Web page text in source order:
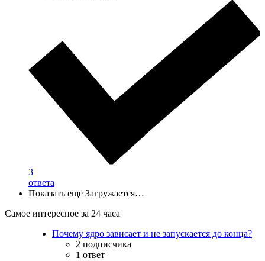
3
ответа
Показать ещё Загружается…
Самое интересное за 24 часа
Почему ядро зависает и не запускается до конца?
2 подписчика
1 ответ